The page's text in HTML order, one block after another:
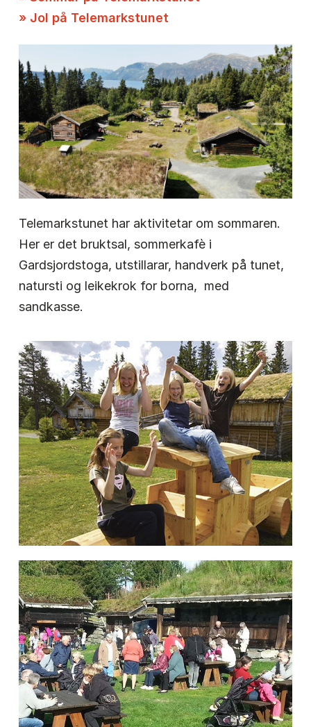
» Jol på Telemarkstunet
Telemarkstunet har aktivitetar om sommaren.
Her er det bruktsal, sommerkafè i
Gardsjordstoga, utstillarar, handverk på tunet,
natursti og leikekrok for borna, med
sandkasse.